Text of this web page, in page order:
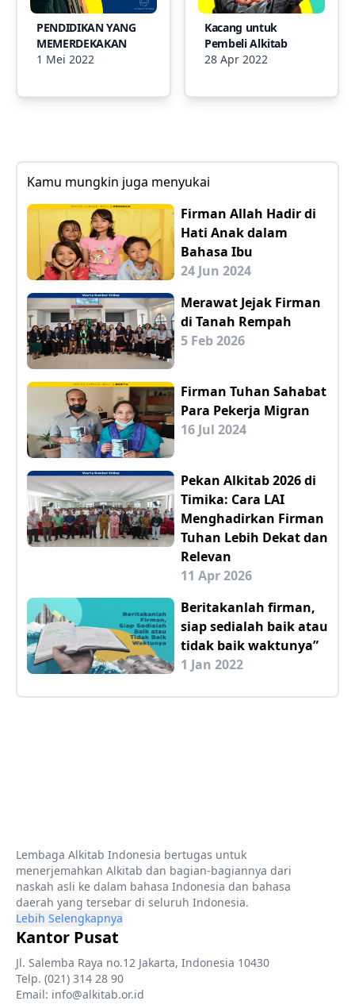
PENDIDIKAN YANG
MEMERDEKAKAN
1 Mei 2022
Kacang untuk
Pembeli Alkitab
28 Apr 2022
Kamu mungkin juga menyukai
Firman Allah Hadir di
Hati Anak dalam
Bahasa Ibu
24 Jun 2024
Merawat Jejak Firman
di Tanah Rempah
5 Feb 2026
Firman Tuhan Sahabat
Para Pekerja Migran
16 Jul 2024
Pekan Alkitab 2026 di
Timika: Cara LAI
Menghadirkan Firman
Tuhan Lebih Dekat dan
Relevan
11 Apr 2026
Beritakanlah firman,
siap sedialah baik atau
tidak baik waktunya”
1 Jan 2022
Lembaga Alkitab Indonesia bertugas untuk
menerjemahkan Alkitab dan bagian-bagiannya dari
naskah asli ke dalam bahasa Indonesia dan bahasa
daerah yang tersebar di seluruh Indonesia.
Lebih Selengkapnya
Kantor Pusat
Jl. Salemba Raya no.12 Jakarta, Indonesia 10430
Telp. (021) 314 28 90
Email: info@alkitab.or.id